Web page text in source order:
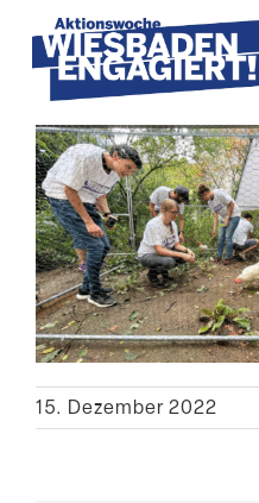
content
15. Dezember 2022